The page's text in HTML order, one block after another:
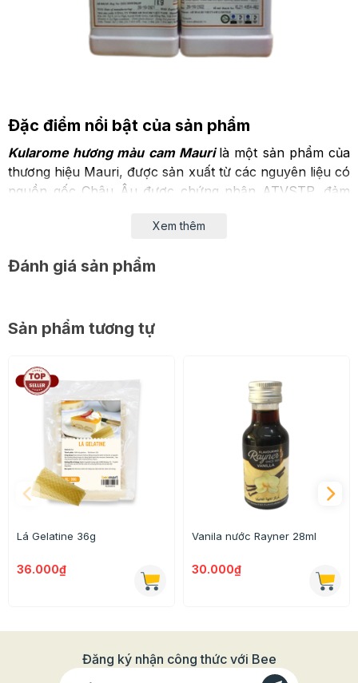
Đặc điểm nổi bật của sản phẩm
Kularome hương màu cam Maurilà một sản phẩm của
thương hiệu Mauri, được sản xuất từ các nguyên liệu có
nguồn gốc Châu Âu được chứng nhận ATVSTP, đảm
hoàn hảo với sự kết hợp cân bằng giữa màu và
cho bánh nướng,...
Xem thêm
Đánh giá sản phẩm
Sản phẩm tương tự
Lá Gelatine 36g
36.000₫
Vanila nước Rayner 28ml
30.000₫
Đăng ký nhận công thức với Bee